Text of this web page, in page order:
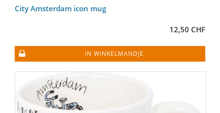
City Amsterdam icon mug
12,50 CHF
IN WINKELMANDJE